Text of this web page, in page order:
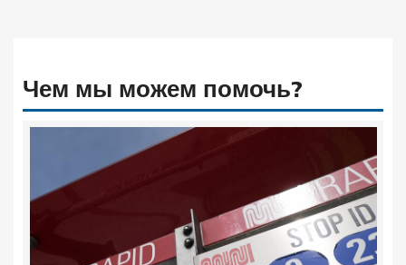
Чем мы можем помочь?